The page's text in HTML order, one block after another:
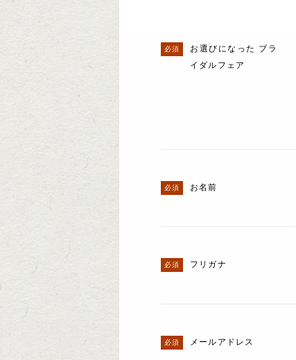
お選びになった ブラ
イダルフェア
お名前
フリガナ
メールアドレス